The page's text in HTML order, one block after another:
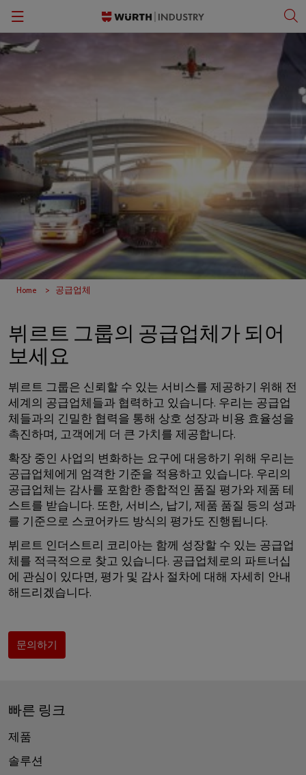
Back
품질 관리
보관 관리
키팅 및 조립
ORSY®자판기
작업장 솔루션
C-파트 정보
Back
작업 안전 보호 용품
공구
전문 제품 및 정밀 조립 부품
소형 전기 부품
Back
문화
Back
English
Home 공급업체
뷔르트 그룹의 공급업체가 되어
보세요
뷔르트 그룹은 신뢰할 수 있는 서비스를 제공하기 위해 전
세계의 공급업체들과 협력하고 있습니다. 우리는 공급업
체들과의 긴밀한 협력을 통해 상호 성장과 비용 효율성을
촉진하며, 고객에게 더 큰 가치를 제공합니다.
확장 중인 사업의 변화하는 요구에 대응하기 위해 우리는
공급업체에게 엄격한 기준을 적용하고 있습니다. 우리의
공급업체는 감사를 포함한 종합적인 품질 평가와 제품 테
스트를 받습니다. 또한, 서비스, 납기, 제품 품질 등의 성과
를 기준으로 스코어카드 방식의 평가도 진행됩니다.
뷔르트 인더스트리 코리아는 함께 성장할 수 있는 공급업
체를 적극적으로 찾고 있습니다. 공급업체로의 파트너십
에 관심이 있다면, 평가 및 감사 절차에 대해 자세히 안내
해드리겠습니다.
문의하기
빠른 링크
제품
솔루션